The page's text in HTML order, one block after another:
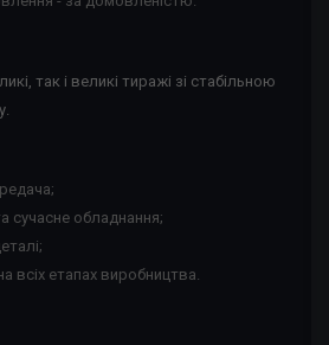
так і великі тиражі зі стабільною
сучасне обладнання;
всіх етапах виробництва.